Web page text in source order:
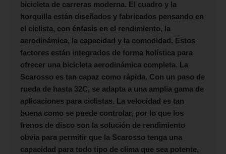
bicicleta de carreras moderna. El cuadro y la
horquilla están diseñados y fabricados pensando en
el ciclista, con énfasis en el rendimiento, la
aerodinámica, la capacidad y la comodidad. Estos
factores están integrados de forma holística para
ofrecer una bicicleta aerodinámica completa. La
Scarosso es tan capaz como rápida. Con un paso de
rueda de hasta 32C, se adapta a una amplia gama de
aplicaciones para ciclistas. La velocidad es tan
buena como se puede controlar, por lo que los
frenos de disco son la solución de rendimiento
obvia para permitir que la Scarosso tenga una
capacidad para todo tipo de clima que sea potente,